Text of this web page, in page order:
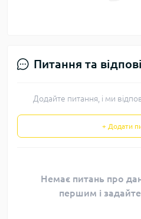
Питання та
Додайте питання, і ми
+ Додати
Немає питань про
першим і